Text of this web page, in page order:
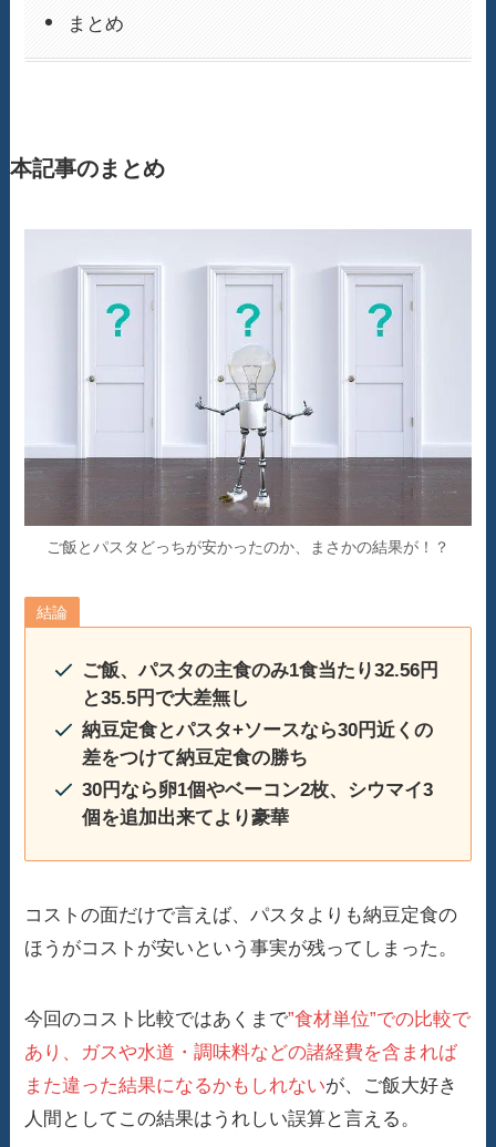
まとめ
本記事のまとめ
ご飯とパスタどっちが安かったのか、まさかの結果が！？
結論
ご飯、パスタの主食のみ1食当たり32.56円
と35.5円で大差無し
納豆定食とパスタ+ソースなら30円近くの
差をつけて納豆定食の勝ち
30円なら卵1個やベーコン2枚、シウマイ3
個を追加出来てより豪華
コストの面だけで言えば、パスタよりも納豆定食の
ほうがコストが安いという事実が残ってしまった。
今回のコスト比較ではあくまで”食材単位”での比較で
あり、ガスや水道・調味料などの諸経費を含まれば
また違った結果になるかもしれないが、ご飯大好き
人間としてこの結果はうれしい誤算と言える。